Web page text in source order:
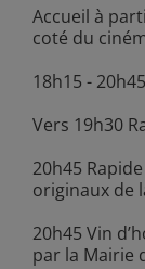
Accueil à
coté du
18h15 -
Vers 19h30
20h45
originaux de
20h45 Vin
par la Mairie